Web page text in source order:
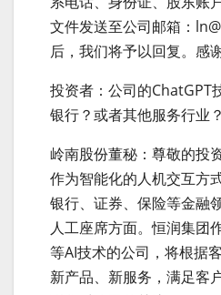
文件发送至公司邮箱：
后，我们将予以回复。感
投资者：公司的ChatGPT
银行？或者其他服务行业？
岭南股份董秘：尊敬的投
作为智能化的人机交互方
银行、证券、保险等金融
人工座席方面。恒润集团
等AI技术的公司，将根据
新产品、新服务，满足客